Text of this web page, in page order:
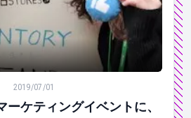
ケティングイベントに、プロモー
2019/07/01
ーケティングイベントに、